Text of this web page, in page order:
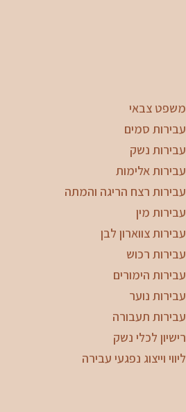
משפט צבאי
עבירות סמים
עבירות נשק
עבירות אלימות
עבירות רצח הריגה והמתה
עבירות מין
עבירות צווארון לבן
עבירות רכוש
עבירות הימורים
עבירות נוער
עבירות תעבורה
רישיון לכלי נשק
ליווי וייצוג נפגעי עבירה